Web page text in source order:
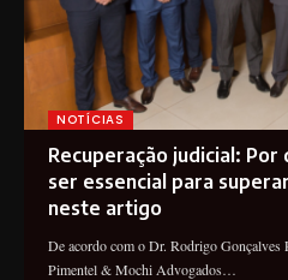
NOTÍCIAS
Recuperação judicial: Por
ser essencial para
neste artigo
De acordo com o Dr. Rodrigo Gonçalves
Pimentel & Mochi Advogados…